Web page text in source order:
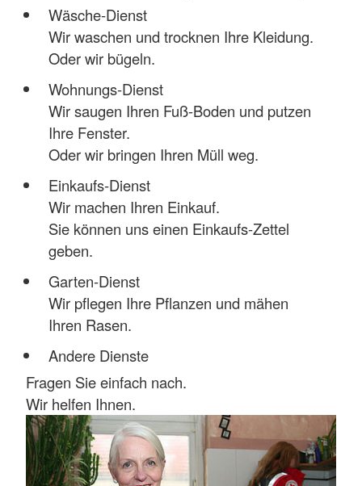
Wäsche-Dienst
Wir waschen und trocknen Ihre Kleidung.
Oder wir bügeln.
Wohnungs-Dienst
Wir saugen Ihren Fuß-Boden und putzen
Ihre Fenster.
Oder wir bringen Ihren Müll weg.
Einkaufs-Dienst
Wir machen Ihren Einkauf.
Sie können uns einen Einkaufs-Zettel
geben.
Garten-Dienst
Wir pflegen Ihre Pflanzen und mähen
Ihren Rasen.
Andere Dienste
Fragen Sie einfach nach.
Wir helfen Ihnen.